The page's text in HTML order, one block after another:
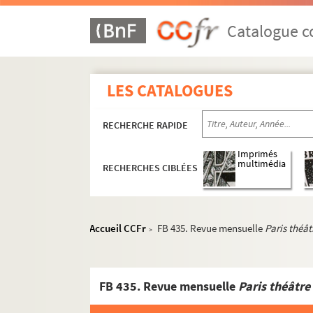
Catalogue
LES CATALOGUES
RECHERCHE RAPIDE
RECHERCHES CIBLÉES
Imprimés
multimédia
Accueil CCFr > FB 435. Revue mensuelle Paris
FB 435. Revue mensuelle Paris théâtre
Projets audiovisuels
Activités culturelles
Activités touristiques
Médailles et distinctions
FB 376. Gestion administrative et